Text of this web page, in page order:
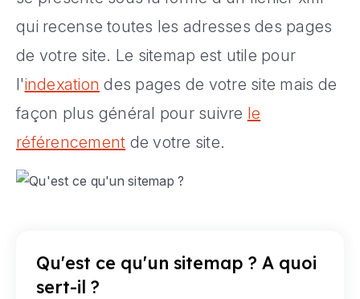
qui recense toutes les adresses des pages
de votre site. Le sitemap est utile pour
l'indexation des pages de votre site mais de
façon plus général pour suivre le
référencement de votre site.
Qu'est ce qu'un sitemap ? A quoi
sert-il ?